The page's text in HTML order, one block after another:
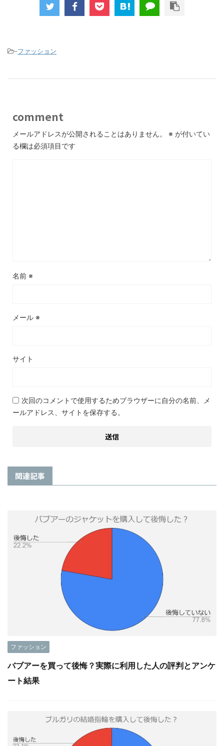
-ファッション
comment
メールアドレスが公開されることはありません。 ※ が付いてい
る欄は必須項目です
名前 ※
メール ※
サイト
次回のコメントで使用するためブラウザーに自分の名前、メ
ールアドレス、サイトを保存する。
関連記事
ファッション
バブアーを買って後悔？実際に利用した人の評判とアンケ
ート結果